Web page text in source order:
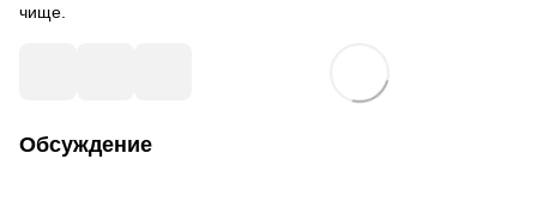
чище.
Обсуждение